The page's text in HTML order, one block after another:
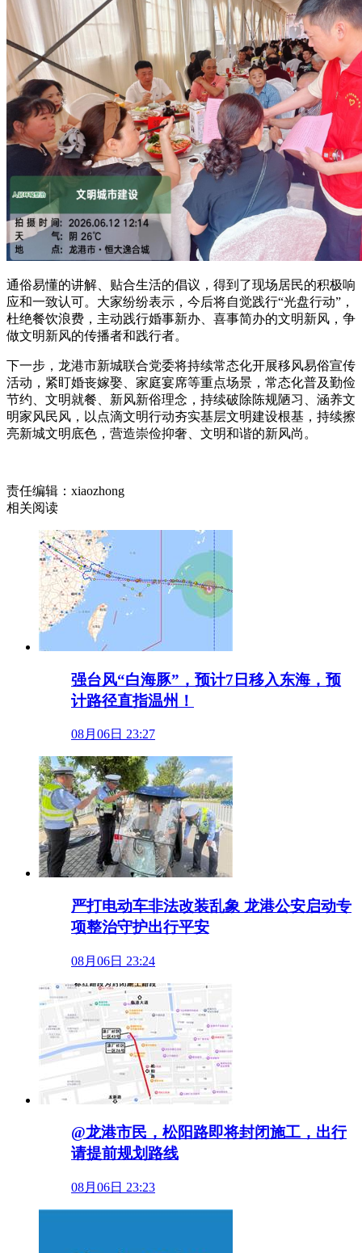
通俗易懂的讲解、贴合生活的倡议，得到了现场居民的积极响
应和一致认可。大家纷纷表示，今后将自觉践行“光盘行动”，
杜绝餐饮浪费，主动践行婚事新办、喜事简办的文明新风，争
做文明新风的传播者和践行者。
下一步，龙港市新城联合党委将持续常态化开展移风易俗宣传
活动，紧盯婚丧嫁娶、家庭宴席等重点场景，常态化普及勤俭
节约、文明就餐、新风新俗理念，持续破除陈规陋习、涵养文
明家风民风，以点滴文明行动夯实基层文明建设根基，持续擦
亮新城文明底色，营造崇俭抑奢、文明和谐的新风尚。
责任编辑：xiaozhong
相关阅读
强台风“白海豚”，预计7日移入东海，预
计路径直指温州！
08月06日 23:27
严打电动车非法改装乱象 龙港公安启动专
项整治守护出行平安
08月06日 23:24
@龙港市民，松阳路即将封闭施工，出行
请提前规划路线
08月06日 23:23